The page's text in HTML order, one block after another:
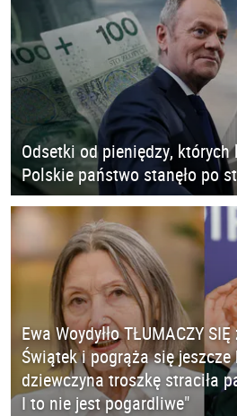
Odsetki od pieniędzy, których
Polskie państwo stanęło po
Ewa Woydyłło TŁUMACZY
Świątek i pogrąża się jeszcze
dziewczyna troszkę straciła
I to nie jest pogardliwe"